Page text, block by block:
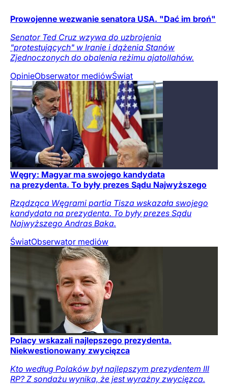
Prowojenne wezwanie senatora USA. "Dać im broń"
Senator Ted Cruz wzywa do uzbrojenia
"protestujących" w Iranie i dążenia Stanów
Zjednoczonych do obalenia reżimu ajatollahów.
OpinieObserwator mediówŚwiat
Węgry: Magyar ma swojego kandydata
na prezydenta. To były prezes Sądu Najwyższego
Rządząca Węgrami partia Tisza wskazała swojego
kandydata na prezydenta. To były prezes Sądu
Najwyższego Andras Baka.
ŚwiatObserwator mediów
Polacy wskazali najlepszego prezydenta.
Niekwestionowany zwycięzca
Kto według Polaków był najlepszym prezydentem III
RP? Z sondażu wynika, że jest wyraźny zwycięzca.